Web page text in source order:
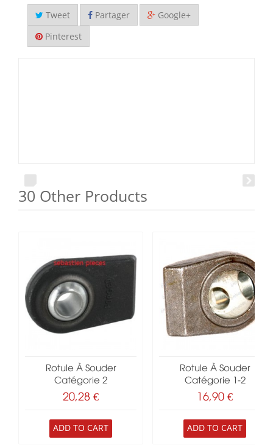
Tweet Partager Google+
Pinterest
30 Other Products
Rotule À Souder
Catégorie 2
20,28 €
ADD TO CART
Rotule À Souder
Catégorie 1-2
16,90 €
ADD TO CART